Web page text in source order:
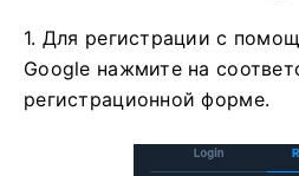
1. Для регистрации с
Google нажмите на
регистрационной форме.